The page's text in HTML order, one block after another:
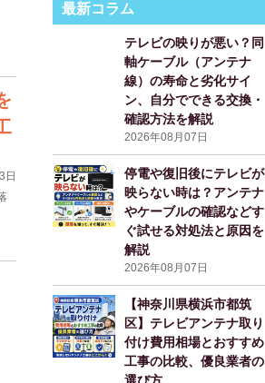
日
最新コラム
テレビの映りが悪い？同
軸ケーブル（アンテナ
線）の寿命と劣化サイ
ン、自分でできる交換・
確認方法を解説
2026年08月07日
停電や復旧後にテレビが
映らない時は？アンテナ
やケーブルの確認などす
ぐ試せる対処法と原因を
解説
2026年08月07日
【神奈川県横浜市都筑
区】テレビアンテナ取り
付け費用相場とおすすめ
工事の比較、優良業者の